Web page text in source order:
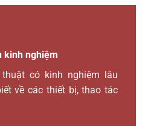
kinh nghiệm
có kinh nghiệm lâu
về các thiết bị, thao tác